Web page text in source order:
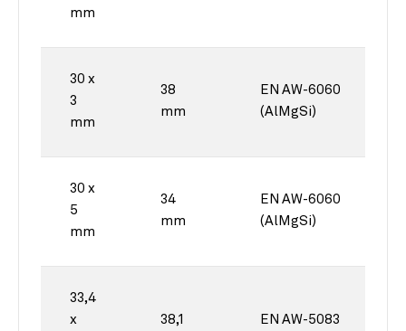
mm
30 x
3
mm
38
mm
EN AW-6060
(AlMgSi)
30 x
5
mm
34
mm
EN AW-6060
(AlMgSi)
33,4
x
38,1
EN AW-5083